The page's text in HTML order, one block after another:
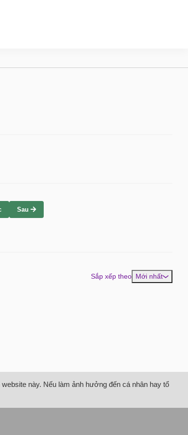
Sau
Sắp xếp theo Mới nhất
này. Nếu làm ảnh hưởng đến cá nhân hay tổ